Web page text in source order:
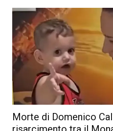
Morte di Domenico